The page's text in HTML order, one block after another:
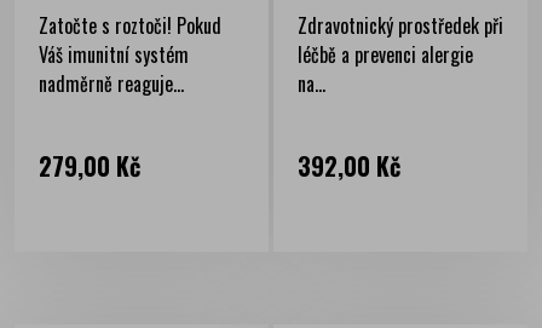
Zatočte s roztoči! Pokud
Váš imunitní systém
nadměrně reaguje...
Cena
279,00 Kč
Zdravotnický prostředek při
léčbě a prevenci alergie
na...
Cena
392,00 Kč